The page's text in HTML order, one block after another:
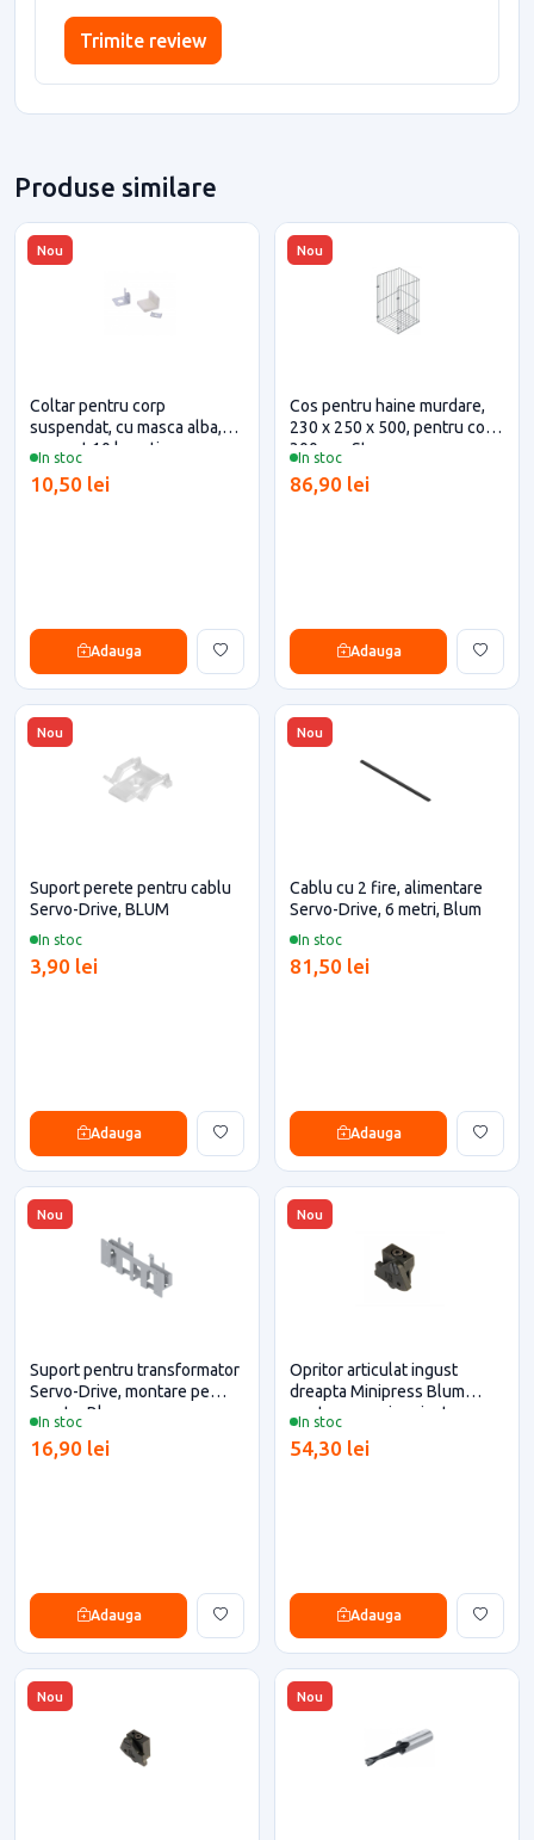
Trimite review
Produse similare
Nou
In stoc
Coltar pentru corp
suspendat, cu masca alba,
eco, set 10 bucati
10,50 lei
Adauga
Nou
In stoc
Cos pentru haine murdare,
230 x 250 x 500, pentru corp
300mm, Starax
86,90 lei
Adauga
Nou
In stoc
Suport perete pentru cablu
Servo-Drive, BLUM
3,90 lei
Adauga
Nou
In stoc
Cablu cu 2 fire, alimentare
Servo-Drive, 6 metri, Blum
81,50 lei
Adauga
Nou
In stoc
Suport pentru transformator
Servo-Drive, montare pe
perete, Blum
16,90 lei
Adauga
Nou
In stoc
Opritor articulat ingust
dreapta Minipress Blum
pentru casa si proiecte
54,30 lei
Adauga
Nou Nou